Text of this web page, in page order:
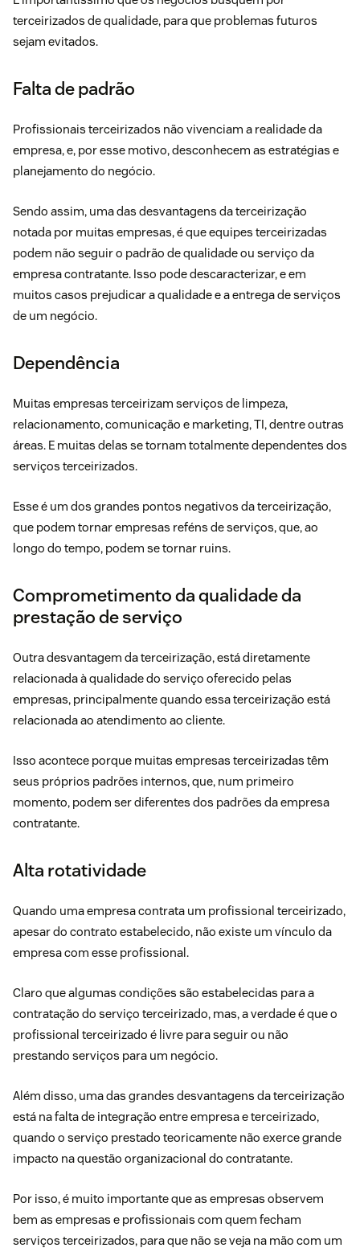
terceirizados de qualidade, para que problemas futuros
sejam evitados.
Falta de padrão
Profissionais terceirizados não vivenciam a realidade da
empresa, e, por esse motivo, desconhecem as estratégias e
planejamento do negócio.
Sendo assim, uma das desvantagens da terceirização
notada por muitas empresas, é que equipes terceirizadas
podem não seguir o padrão de qualidade ou serviço da
empresa contratante. Isso pode descaracterizar, e em
muitos casos prejudicar a qualidade e a entrega de serviços
de um negócio.
Dependência
Muitas empresas terceirizam serviços de limpeza,
relacionamento, comunicação e marketing, TI, dentre outras
áreas. E muitas delas se tornam totalmente dependentes dos
serviços terceirizados.
Esse é um dos grandes pontos negativos da terceirização,
que podem tornar empresas reféns de serviços, que, ao
longo do tempo, podem se tornar ruins.
Comprometimento da qualidade da
prestação de serviço
Outra desvantagem da terceirização, está diretamente
relacionada à qualidade do serviço oferecido pelas
empresas, principalmente quando essa terceirização está
relacionada ao atendimento ao cliente.
Isso acontece porque muitas empresas terceirizadas têm
seus próprios padrões internos, que, num primeiro
momento, podem ser diferentes dos padrões da empresa
contratante.
Alta rotatividade
Quando uma empresa contrata um profissional terceirizado,
apesar do contrato estabelecido, não existe um vínculo da
empresa com esse profissional.
Claro que algumas condições são estabelecidas para a
contratação do serviço terceirizado, mas, a verdade é que o
profissional terceirizado é livre para seguir ou não
prestando serviços para um negócio.
Além disso, uma das grandes desvantagens da terceirização
está na falta de integração entre empresa e terceirizado,
quando o serviço prestado teoricamente não exerce grande
impacto na questão organizacional do contratante.
Por isso, é muito importante que as empresas observem
bem as empresas e profissionais com quem fecham
serviços terceirizados, para que não se veja na mão com um